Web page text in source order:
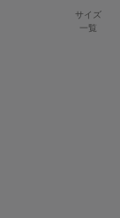
サイズ
一覧